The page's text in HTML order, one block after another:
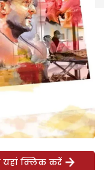
यहां क्लिक करें